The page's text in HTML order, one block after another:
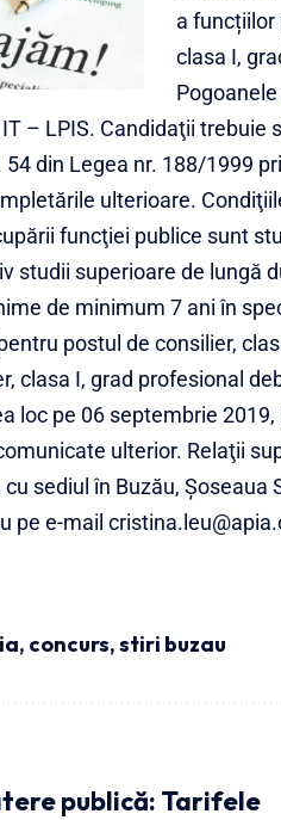
a funcțiilor
clasa I,
– LPIS. Candidaţii trebuie
din Legea nr. 188/1999
ulterioare.
funcţiei publice sunt
studii superioare de lungă
de minimum 7 ani în
postul de consilier,
clasa I, grad profesional
loc pe 06 septembrie
ulterior. Relaţii
sediul în Buzău,
pe e-mail
, concurs,stiri buzau
publică: Tarifele